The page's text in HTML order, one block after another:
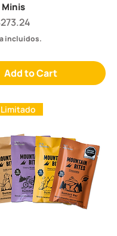
Minis
Price
incluídos.
Add to Cart